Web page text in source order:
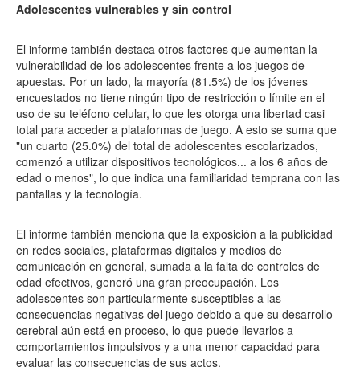
Adolescentes vulnerables y sin control
El informe también destaca otros factores que aumentan la
vulnerabilidad de los adolescentes frente a los juegos de
apuestas. Por un lado, la mayoría (81.5%) de los jóvenes
encuestados no tiene ningún tipo de restricción o límite en el
uso de su teléfono celular, lo que les otorga una libertad casi
total para acceder a plataformas de juego. A esto se suma que
"un cuarto (25.0%) del total de adolescentes escolarizados,
comenzó a utilizar dispositivos tecnológicos... a los 6 años de
edad o menos", lo que indica una familiaridad temprana con las
pantallas y la tecnología.
El informe también menciona que la exposición a la publicidad
en redes sociales, plataformas digitales y medios de
comunicación en general, sumada a la falta de controles de
edad efectivos, generó una gran preocupación. Los
adolescentes son particularmente susceptibles a las
consecuencias negativas del juego debido a que su desarrollo
cerebral aún está en proceso, lo que puede llevarlos a
comportamientos impulsivos y a una menor capacidad para
evaluar las consecuencias de sus actos.